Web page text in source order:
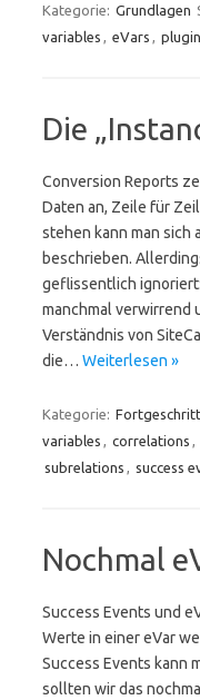
Kategorie: Grundlagen
variables , eVars ,
Die
Conversion Reports
Daten an, Zeile für
stehen kann man sich
beschrieben.
geflissentlich
manchmal verwirrend
Verständnis von
die… Weiterlesen »
Kategorie:
variables , correlations ,
subrelations , success
Nochmal
Success Events und
Werte in einer eVar
Success Events kann
sollten wir das